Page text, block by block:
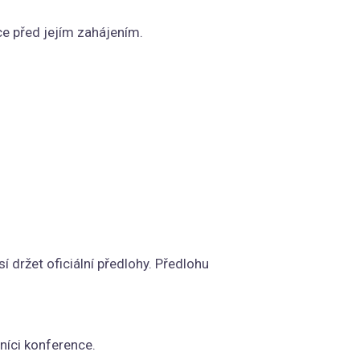
před jejím zahájením.
držet oficiální předlohy. Předlohu
konference.